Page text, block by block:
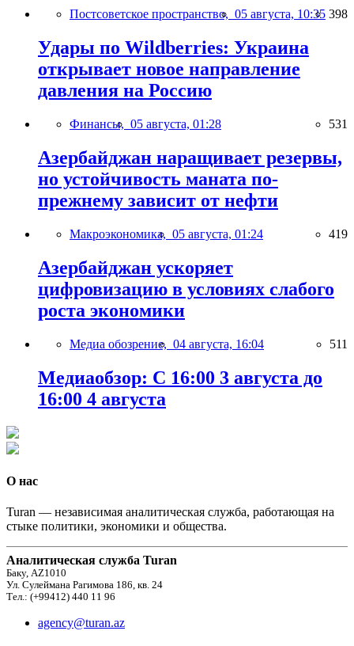
Постсоветское пространство, 05 августа, 10:35 398
Удары по Wildberries: Украина
открывает новое направление
давления на Россию
Финансы, 05 августа, 01:28 531
Азербайджан наращивает резервы,
но устойчивость маната по-
прежнему зависит от нефти
Макроэкономика, 05 августа, 01:24 419
Азербайджан ускоряет
цифровизацию в условиях слабого
роста экономики
Медиа обозрение, 04 августа, 16:04 511
Медиаобзор: С 16:00 3 августа до
16:00 4 августа
О нас
Turan — независимая аналитическая служба, работающая на
стыке политики, экономики и общества.
Аналитическая служба Turan
Баку, AZ1010
Ул. Сулеймана Рагимова 186, кв. 24
Тел.: (+99412) 440 11 96
agency@turan.az